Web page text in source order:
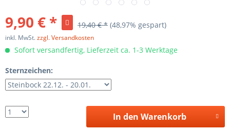
9,90 € * 19,40 € * (48,97% gespart)
inkl. MwSt.zzgl. Versandkosten
Sofort versandfertig, Lieferzeit ca. 1-3 Werktage
Sternzeichen:
In den Warenkorb